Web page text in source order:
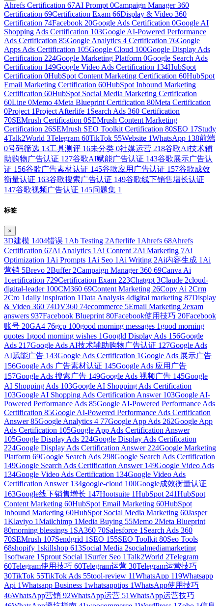
Ahrefs Certification 67AI Prompt 0Campaign Manager 360
Certification 69Certification Exam 66Display & Video 360
Certification 74Facebook 20Google Ads Certification 0Google AI
Shopping Ads Certification 103Google AI-Powered Performance
Ads Certification 85Google Analytics 4 Certification 76Google
Apps Ads Certification 105Google Cloud 100Google Display Ads
Certification 224Google Marketing Platform 0Google Search Ads
Certification 149Google Video Ads Certification 134HubSpot
Certification 0HubSpot Content Marketing Certification 60HubSpot
Email Marketing Certification 60HubSpot Inbound Marketing
Certification 60HubSpot Social Media Marketing Certification
60Line 0Memo 4Meta Blueprint Certification 80Meta Certification
0Project 1Project Afterlife 1 Search Ads 360 Certification
70SEMrush Certification 0SEMrush Content Marketing
Certification 26SEMrush SEO Toolkit Certification 80SEO 17Study
4Talk2World 3Telegram 60TikTok 55Website 1WhatsApp 138前端
0号码筛选 13工具测评 16未分类 0社媒运营 218谷歌AI技术辅
助购物广告认证 127谷歌AI赋能广告认证 143谷歌展示广告认
证 156谷歌广告素材认证 145谷歌应用广告认证 157谷歌成效
衡量认证 163谷歌搜索广告认证 149谷歌线下销售增长认证
147谷歌视频广告认证 145问题集 1
标签
×
3D建模 1404错误 1 Ab Testing 2Afterlife 1 Ahrefs 68Ahrefs
Certification 67Ai Analytics 1 Ai Content 2Ai Marketing 7Ai
Optimization 1 Ai Prompts 1 Ai Seo 1 Ai Writing 2Ai内容生成 1 Ai
营销 5Brevo 2Buffer 2Campaign Manager 360 69Canva Ai
1certification 729Certification Exam 223Chatgpt 3Claude 2cloud-
digital-leader 100CM360 69Content Marketing 26Copy Ai 2Crm
2Cro 1daily inspiration 1Data Analysis 4digital marketing 87Display
& Video 360 74DV360 74ecommerce 5Email Marketing 2exam
answers 937Facebook Blueprint 80Facebook使用技巧 20Facebook
账号 20GA4 76gcp 100good morning messages 1 good morning
quotes 1 good morning wishes 1Googld Display Ads 156Google
Ads 217Google Ads AI技术辅助购物广告认证 127Google Ads
AI赋能广告 143Google Ads Certification 1Google Ads 展示广告
156Google Ads 广告素材认证 145Google Ads 应用广告
157Google Ads 搜索广告 149Google Ads 视频广告 145Google
AI Shopping Ads 103Google AI Shopping Ads Certification
103Google AI Shopping Ads Certification Answer 103Google AI-
Powered Performance Ads 85Google AI-Powered Performance Ads
Certification 85Google AI-Powered Performance Ads Certification
Answer85Google Analytics 4 77Google App Ads 262Google App
Ads Certification 105Google App Ads Certification Answer
105Google Display Ads 224Google Display Ads Certification
224Google Display Ads Certification Answer 224Google Marketing
Platform 69Google Search Ads 298Google Search Ads Certification
149Google Search Ads Certification Answer 149Google Video Ads
134Google Video Ads Certification 134Google Video Ads
Certification Answer 134google-cloud 100Google成效衡量认证
163Google线下销售增长 147Hootsuite 1HubSpot 241HubSpot
Content Marketing 60HubSpot Email Marketing 60HubSpot
Inbound Marketing 60HubSpot Social Media Marketing 60Jasper
1Klaviyo 1Mailchimp 1Media Buying 55Memo 2Meta Blueprint
80morning blessings 1 SA360 70Salesforce 1 Search Ads 360
70SEMrush 107Sendgrid 1 SEO 155SEO Toolkit 80Seo Tools
68shopify 1skillshop 613Social Media 2socialmediamarketing
1software 1 Sprout Social 1 Surfer Seo 1Talk2World 2Telegram
60Telegram使用技巧 60Telegram运营 30Telegram运营技巧
30TikTok 55TikTok Ads 55tool-review 11WhatsApp 119Whatsapp
Api 1Whatsapp Business 1whatsapptips 1WhatsApp使用技巧
46WhatsApp营销 92WhatsApp运营 51WhatsApp运营技巧